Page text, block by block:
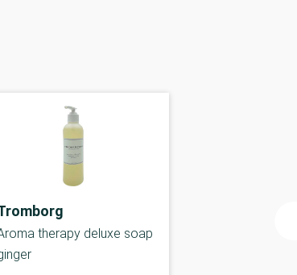
therapy deluxe soap